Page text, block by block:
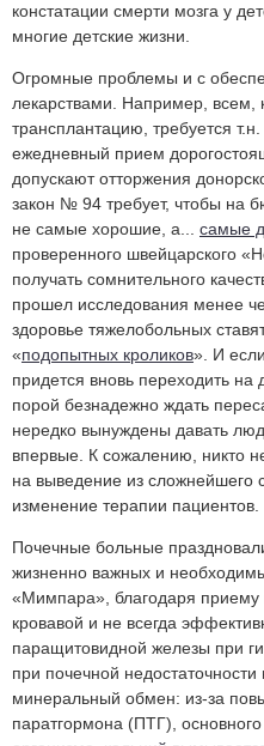
констатации смерти мозга у
многие детские жизни.
Огромные проблемы и с
лекарствами. Например, всем,
трансплантацию, требуется
ежедневный прием
допускают отторжения
закон № 94 требует, чтобы на
не самые хорошие, а... самые
проверенного швейцарского
получать сомнительного
прошел исследования менее
здоровье тяжелобольных
«подопытных кроликов». И
придется вновь переходить на
порой безнадежно ждать
нередко вынуждены давать
впервые. К сожалению, никто
на выведение из сложнейшего
изменение терапии пациентов.
Почечные больные
жизненно важных и
«Мимпара», благодаря приему
кровавой и не всегда
паращитовидной железы при
при почечной
минеральный обмен: из-за
паратгормона (ПТГ),